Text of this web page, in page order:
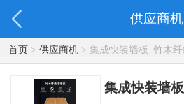
供应商机
首页> 供应商机> 集成快装墙板_竹木
墙板厂家
集成快装墙